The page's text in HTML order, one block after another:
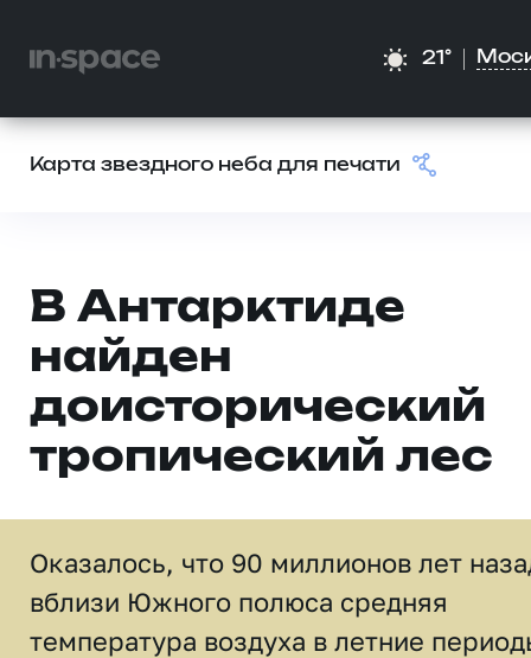
21°
Карта звездного неба для печати
В Антарктиде
найден
доисторический
тропический лес
Оказалось, что 90 миллионов лет
вблизи Южного полюса средняя
температура воздуха в летние